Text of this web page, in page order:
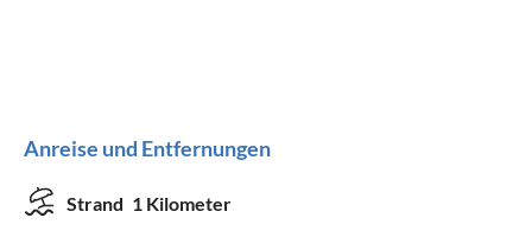
Anreise und Entfernungen
Strand 1 Kilometer